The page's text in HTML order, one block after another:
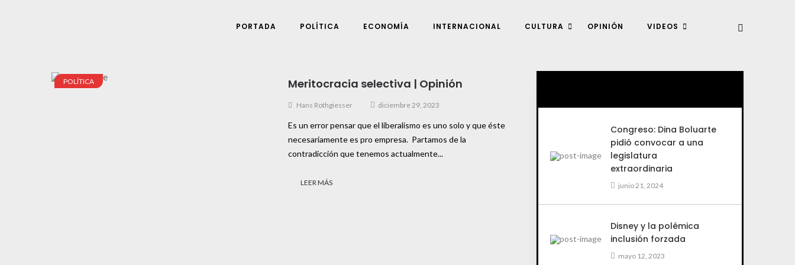
PORTADA POLÍTICA ECONOMÍA INTERNACIONAL CULTURA OPINIÓN VIDEOS
POLÍTICA Meritocracia selectiva | Opinión
Hans Rothgiesser diciembre 29, 2023
Es un error pensar que el liberalismo es uno solo y que éste
necesariamente es pro empresa. Partamos de la
contradicción que tenemos actualmente...
LEER MÁS
Congreso: Dina Boluarte
pidió convocar a una
legislatura
extraordinaria
junio 21, 2024
Disney y la polémica
inclusión forzada
mayo 12, 2023